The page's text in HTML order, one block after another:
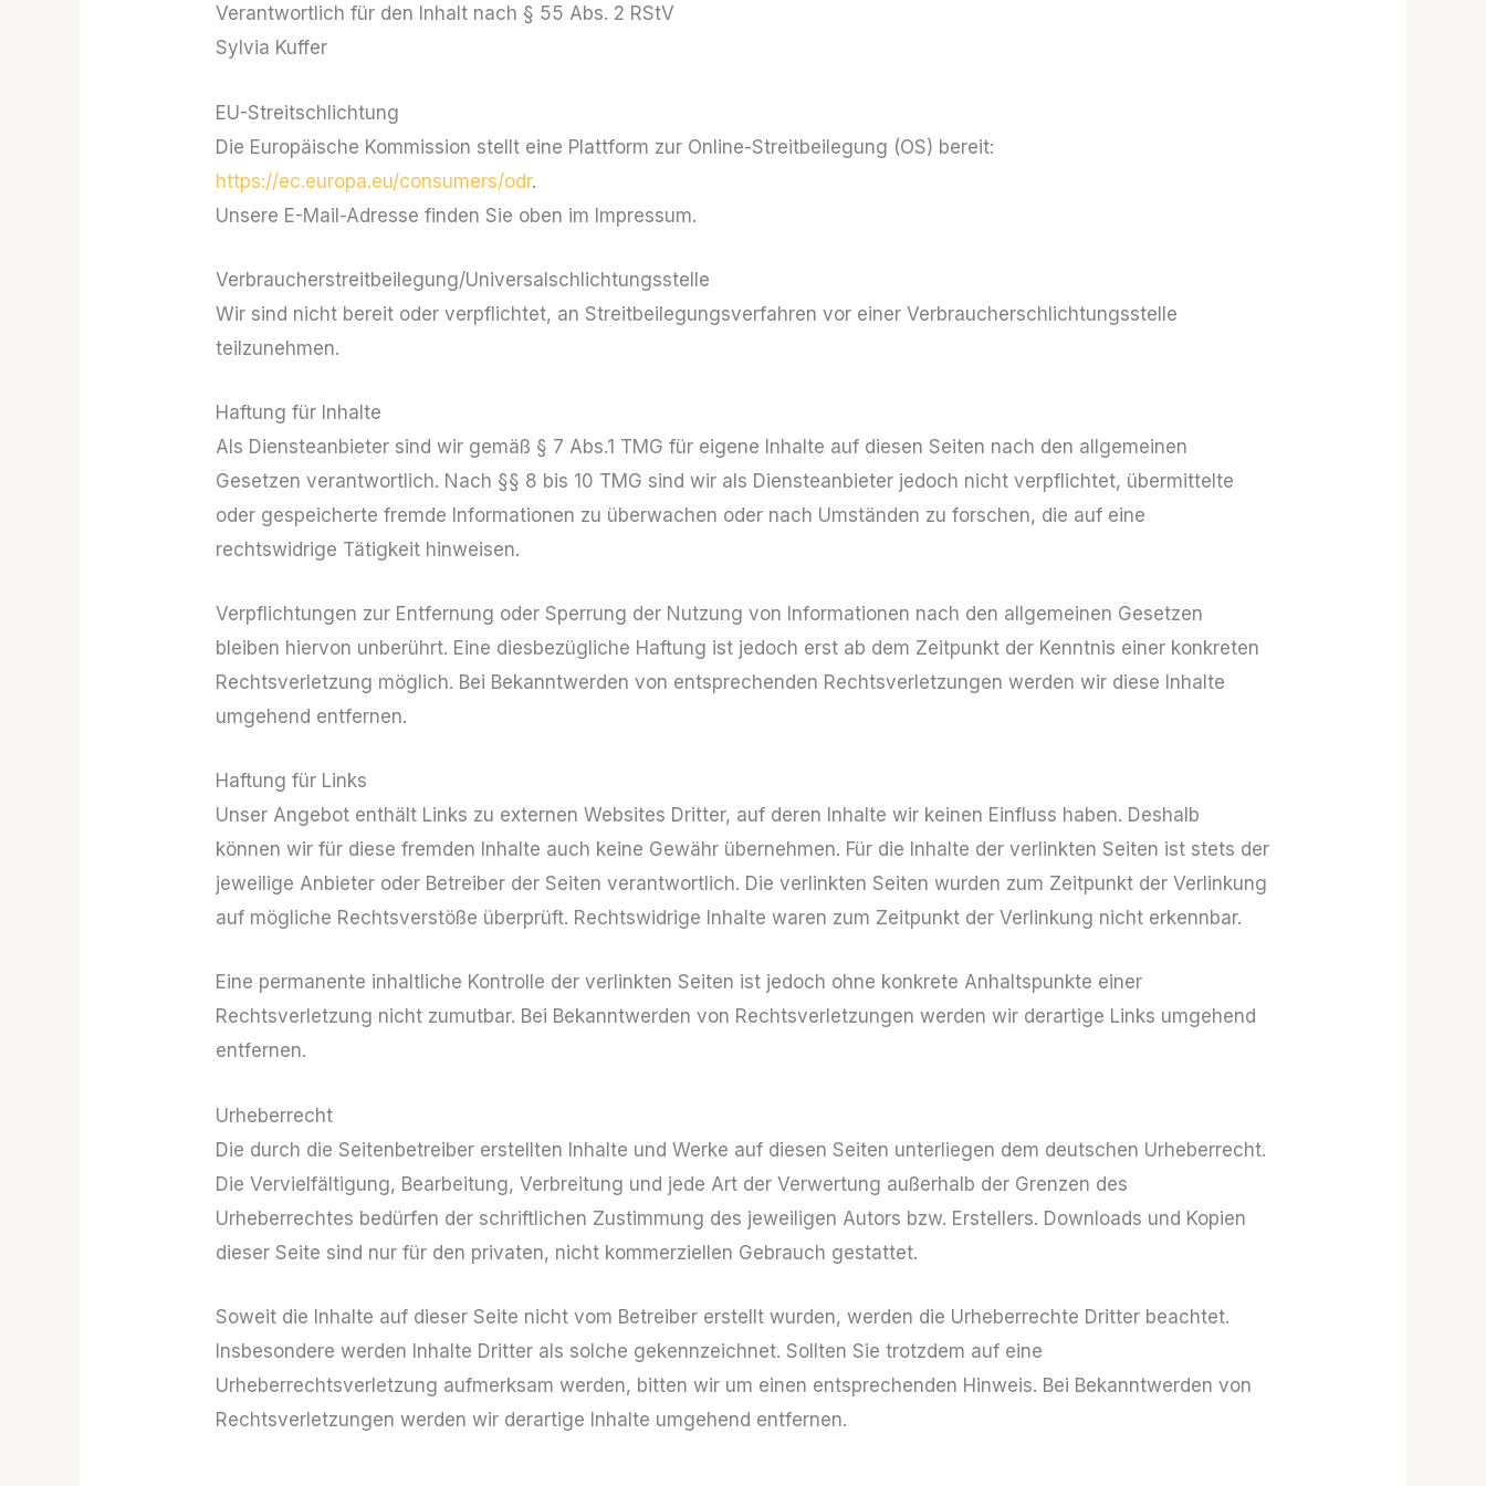
Verantwortlich für den Inhalt nach § 55 Abs. 2 RStV
Sylvia Kuffer
EU-Streitschlichtung
Die Europäische Kommission stellt eine Plattform zur Online-Streitbeilegung (OS) bereit:
https://ec.europa.eu/consumers/odr.
Unsere E-Mail-Adresse finden Sie oben im Impressum.
Verbraucher­streit­beilegung/Universal­schlichtungs­stelle
Wir sind nicht bereit oder verpflichtet, an Streitbeilegungsverfahren vor einer Verbraucherschlichtungsstelle
teilzunehmen.
Haftung für Inhalte
Als Diensteanbieter sind wir gemäß § 7 Abs.1 TMG für eigene Inhalte auf diesen Seiten nach den allgemeinen
Gesetzen verantwortlich. Nach §§ 8 bis 10 TMG sind wir als Diensteanbieter jedoch nicht verpflichtet, übermittelte
oder gespeicherte fremde Informationen zu überwachen oder nach Umständen zu forschen, die auf eine
rechtswidrige Tätigkeit hinweisen.
Verpflichtungen zur Entfernung oder Sperrung der Nutzung von Informationen nach den allgemeinen Gesetzen
bleiben hiervon unberührt. Eine diesbezügliche Haftung ist jedoch erst ab dem Zeitpunkt der Kenntnis einer konkreten
Rechtsverletzung möglich. Bei Bekanntwerden von entsprechenden Rechtsverletzungen werden wir diese Inhalte
umgehend entfernen.
Haftung für Links
Unser Angebot enthält Links zu externen Websites Dritter, auf deren Inhalte wir keinen Einfluss haben. Deshalb
können wir für diese fremden Inhalte auch keine Gewähr übernehmen. Für die Inhalte der verlinkten Seiten ist stets der
jeweilige Anbieter oder Betreiber der Seiten verantwortlich. Die verlinkten Seiten wurden zum Zeitpunkt der Verlinkung
auf mögliche Rechtsverstöße überprüft. Rechtswidrige Inhalte waren zum Zeitpunkt der Verlinkung nicht erkennbar.
Eine permanente inhaltliche Kontrolle der verlinkten Seiten ist jedoch ohne konkrete Anhaltspunkte einer
Rechtsverletzung nicht zumutbar. Bei Bekanntwerden von Rechtsverletzungen werden wir derartige Links umgehend
entfernen.
Urheberrecht
Die durch die Seitenbetreiber erstellten Inhalte und Werke auf diesen Seiten unterliegen dem deutschen Urheberrecht.
Die Vervielfältigung, Bearbeitung, Verbreitung und jede Art der Verwertung außerhalb der Grenzen des
Urheberrechtes bedürfen der schriftlichen Zustimmung des jeweiligen Autors bzw. Erstellers. Downloads und Kopien
dieser Seite sind nur für den privaten, nicht kommerziellen Gebrauch gestattet.
Soweit die Inhalte auf dieser Seite nicht vom Betreiber erstellt wurden, werden die Urheberrechte Dritter beachtet.
Insbesondere werden Inhalte Dritter als solche gekennzeichnet. Sollten Sie trotzdem auf eine
Urheberrechtsverletzung aufmerksam werden, bitten wir um einen entsprechenden Hinweis. Bei Bekanntwerden von
Rechtsverletzungen werden wir derartige Inhalte umgehend entfernen.